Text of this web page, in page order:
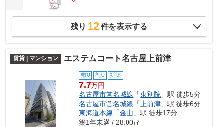
残り 12件を表示する
賃貸 | マンション エステムコート名古屋上前津
敷0 礼0 新築
7.7万円
名古屋市営名城線 「東別院 」駅 徒歩5分
名古屋市営名城線 「上前津 」駅 徒歩6分
東海道本線 「金山 」駅 徒歩17分
築1年未満 / 28.00㎡